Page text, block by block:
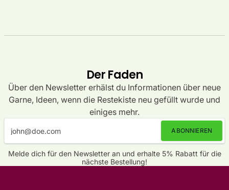
Der Faden
Über den Newsletter erhälst du Informationen über neue
Garne, Ideen, wenn die Restekiste neu gefüllt wurde und
einiges mehr.
ABONNIEREN
Melde dich für den Newsletter an und erhalte 5% Rabatt für die
nächste Bestellung!